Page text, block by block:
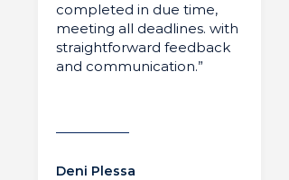
completed in due time,
meeting all deadlines. with
straightforward feedback
and communication.”
Deni Plessa